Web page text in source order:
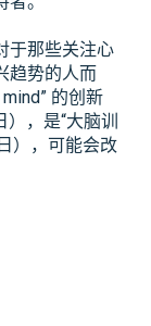
于那些关注心
趋势的人而
的创新
，是“大脑训
），可能会改